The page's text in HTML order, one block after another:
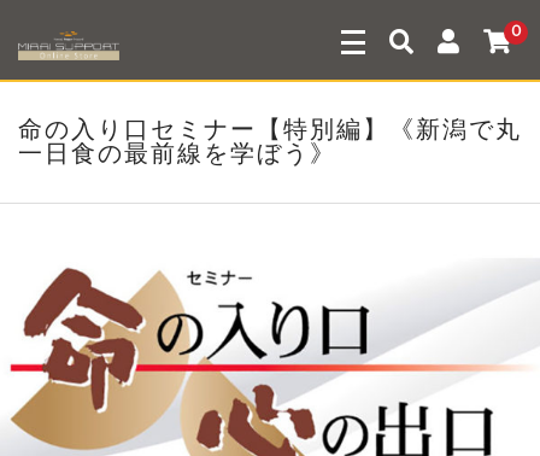
0
命の入り口セミナー【特別編】《新潟で丸
一日食の最前線を学ぼう》